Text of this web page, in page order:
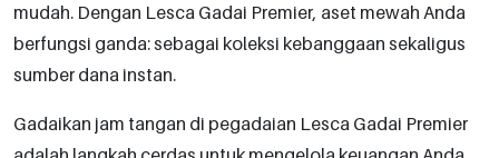
mudah. Dengan Lesca Gadai Premier, aset mewah Anda
berfungsi ganda: sebagai koleksi kebanggaan sekaligus
sumber dana instan.
Gadaikan jam tangan di pegadaian Lesca Gadai Premier